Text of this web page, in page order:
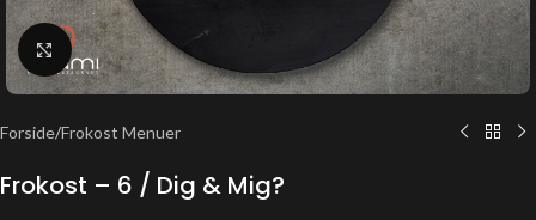
Klik for at forstørre
Forside/Frokost Menuer
Frokost – 6 / Dig & Mig?